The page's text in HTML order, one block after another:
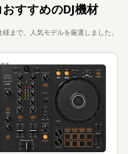
すすめのDJ機材
まで、人気モデルを厳選しました。